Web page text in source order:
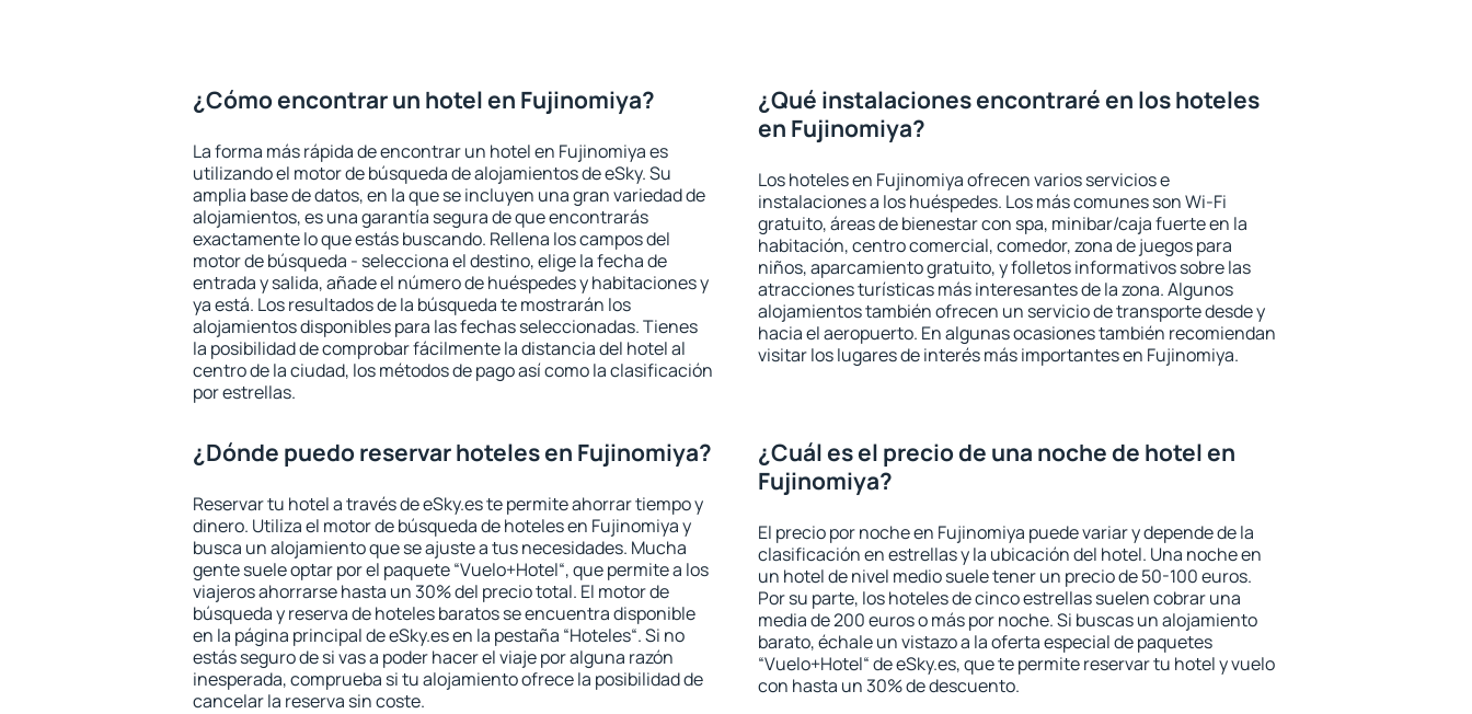
¿Cómo encontrar un hotel en Fujinomiya?
La forma más rápida de encontrar un hotel en Fujinomiya es
utilizando el motor de búsqueda de alojamientos de eSky. Su
amplia base de datos, en la que se incluyen una gran variedad de
alojamientos, es una garantía segura de que encontrarás
exactamente lo que estás buscando. Rellena los campos del
motor de búsqueda - selecciona el destino, elige la fecha de
entrada y salida, añade el número de huéspedes y habitaciones y
ya está. Los resultados de la búsqueda te mostrarán los
alojamientos disponibles para las fechas seleccionadas. Tienes
la posibilidad de comprobar fácilmente la distancia del hotel al
centro de la ciudad, los métodos de pago así como la clasificación
por estrellas.
¿Qué instalaciones encontraré en los hoteles
en Fujinomiya?
Los hoteles en Fujinomiya ofrecen varios servicios e
instalaciones a los huéspedes. Los más comunes son Wi-Fi
gratuito, áreas de bienestar con spa, minibar/caja fuerte en la
habitación, centro comercial, comedor, zona de juegos para
niños, aparcamiento gratuito, y folletos informativos sobre las
atracciones turísticas más interesantes de la zona. Algunos
alojamientos también ofrecen un servicio de transporte desde y
hacia el aeropuerto. En algunas ocasiones también recomiendan
visitar los lugares de interés más importantes en Fujinomiya.
¿Dónde puedo reservar hoteles en Fujinomiya?
Reservar tu hotel a través de eSky.es te permite ahorrar tiempo y
dinero. Utiliza el motor de búsqueda de hoteles en Fujinomiya y
busca un alojamiento que se ajuste a tus necesidades. Mucha
gente suele optar por el paquete “Vuelo+Hotel“, que permite a los
viajeros ahorrarse hasta un 30% del precio total. El motor de
búsqueda y reserva de hoteles baratos se encuentra disponible
en la página principal de eSky.es en la pestaña “Hoteles“. Si no
estás seguro de si vas a poder hacer el viaje por alguna razón
inesperada, comprueba si tu alojamiento ofrece la posibilidad de
cancelar la reserva sin coste.
¿Cuál es el precio de una noche de hotel en
Fujinomiya?
El precio por noche en Fujinomiya puede variar y depende de la
clasificación en estrellas y la ubicación del hotel. Una noche en
un hotel de nivel medio suele tener un precio de 50-100 euros.
Por su parte, los hoteles de cinco estrellas suelen cobrar una
media de 200 euros o más por noche. Si buscas un alojamiento
barato, échale un vistazo a la oferta especial de paquetes
“Vuelo+Hotel“ de eSky.es, que te permite reservar tu hotel y vuelo
con hasta un 30% de descuento.